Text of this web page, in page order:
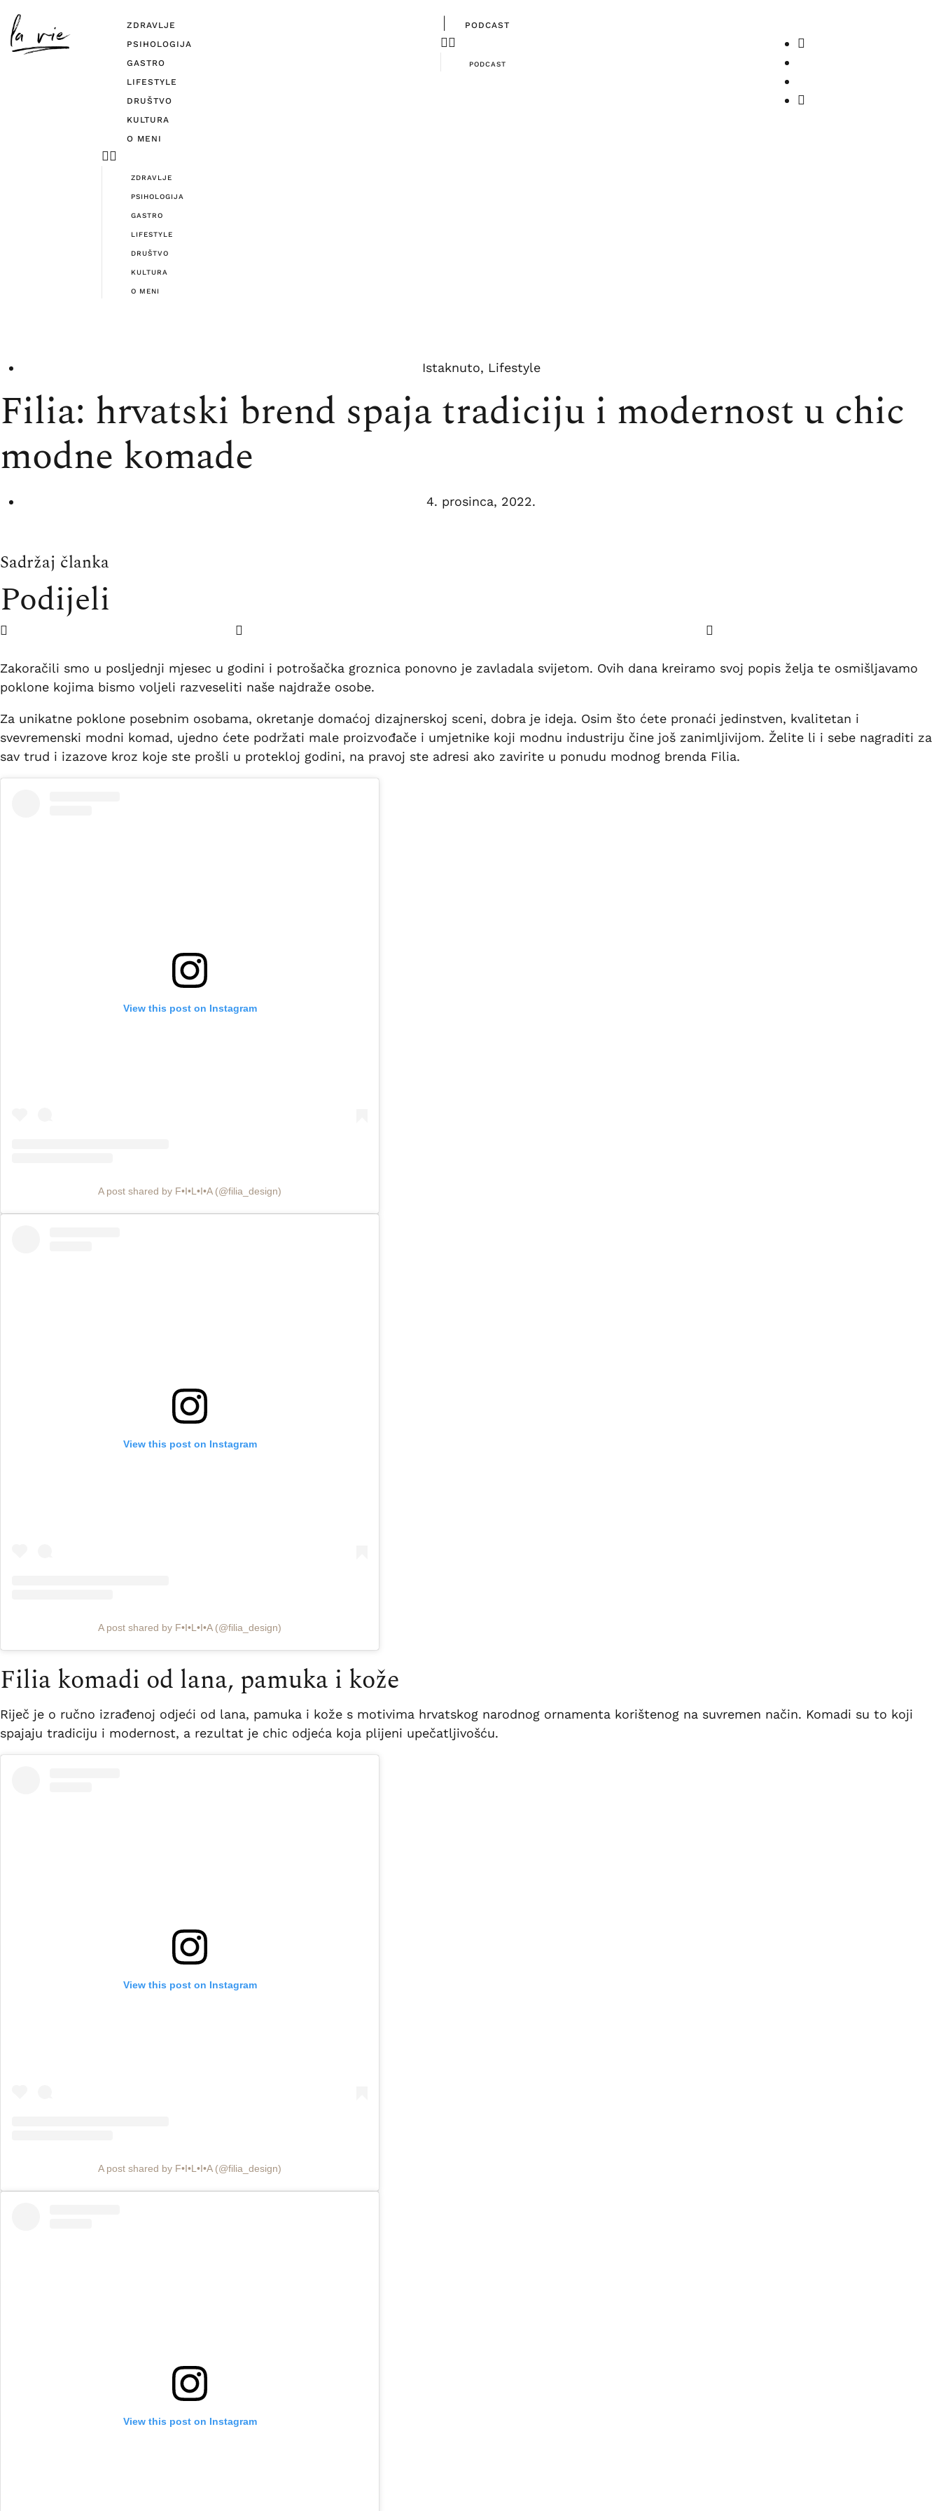
ZDRAVLJE
PSIHOLOGIJA
GASTRO
LIFESTYLE
DRUŠTVO
KULTURA
O MENI
ZDRAVLJE
PSIHOLOGIJA
GASTRO
LIFESTYLE
DRUŠTVO
KULTURA
O MENI
| PODCAST
PODCAST
Istaknuto, Lifestyle
Filia: hrvatski brend spaja tradiciju i modernost u chic
modne komade
4. prosinca, 2022.
Sadržaj članka
Podijeli
Zakoračili smo u posljednji mjesec u godini i potrošačka groznica ponovno je zavladala svijetom. Ovih dana kreiramo svoj popis želja te osmišljavamo
poklone kojima bismo voljeli razveseliti naše najdraže osobe.
Za unikatne poklone posebnim osobama, okretanje domaćoj dizajnerskoj sceni, dobra je ideja. Osim što ćete pronaći jedinstven, kvalitetan i
svevremenski modni komad, ujedno ćete podržati male proizvođače i umjetnike koji modnu industriju čine još zanimljivijom. Želite li i sebe nagraditi za
sav trud i izazove kroz koje ste prošli u protekloj godini, na pravoj ste adresi ako zavirite u ponudu modnog brenda Filia.
View this post on Instagram
A post shared by F•I•L•I•A (@filia_design)
View this post on Instagram
A post shared by F•I•L•I•A (@filia_design)
Filia komadi od lana, pamuka i kože
Riječ je o ručno izrađenoj odjeći od lana, pamuka i kože s motivima hrvatskog narodnog ornamenta korištenog na suvremen način. Komadi su to koji
spajaju tradiciju i modernost, a rezultat je chic odjeća koja plijeni upečatljivošću.
View this post on Instagram
A post shared by F•I•L•I•A (@filia_design)
View this post on Instagram